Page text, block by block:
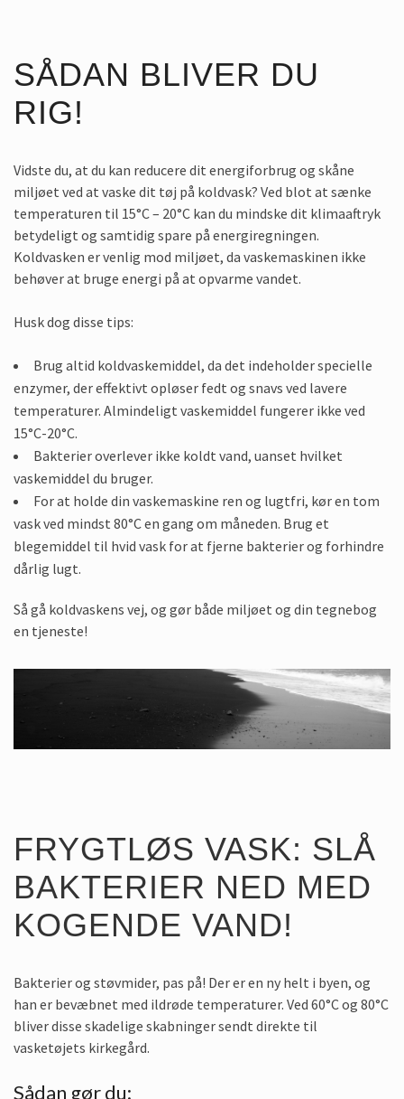
SÅDAN BLIVER DU
RIG!
Vidste du, at du kan reducere dit energiforbrug og skåne
miljøet ved at vaske dit tøj på koldvask? Ved blot at sænke
temperaturen til 15°C – 20°C kan du mindske dit klimaaftryk
betydeligt og samtidig spare på energiregningen.
Koldvasken er venlig mod miljøet, da vaskemaskinen ikke
behøver at bruge energi på at opvarme vandet.
Husk dog disse tips:
Brug altid koldvaskemiddel, da det indeholder specielle
enzymer, der effektivt opløser fedt og snavs ved lavere
temperaturer. Almindeligt vaskemiddel fungerer ikke ved
15°C-20°C.
Bakterier overlever ikke koldt vand, uanset hvilket
vaskemiddel du bruger.
For at holde din vaskemaskine ren og lugtfri, kør en tom
vask ved mindst 80°C en gang om måneden. Brug et
blegemiddel til hvid vask for at fjerne bakterier og forhindre
dårlig lugt.
Så gå koldvaskens vej, og gør både miljøet og din tegnebog
en tjeneste!
FRYGTLØS VASK: SLÅ
BAKTERIER NED MED
KOGENDE VAND!
Bakterier og støvmider, pas på! Der er en ny helt i byen, og
han er bevæbnet med ildrøde temperaturer. Ved 60°C og 80°C
bliver disse skadelige skabninger sendt direkte til
vasketøjets kirkegård.
Sådan gør du: